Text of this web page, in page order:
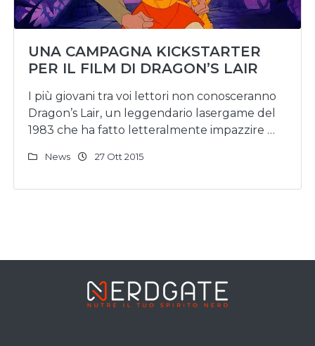
UNA CAMPAGNA KICKSTARTER
PER IL FILM DI DRAGON’S LAIR
I più giovani tra voi lettori non conosceranno
Dragon’s Lair, un leggendario lasergame del
1983 che ha fatto letteralmente impazzire …
News 27 Ott 2015